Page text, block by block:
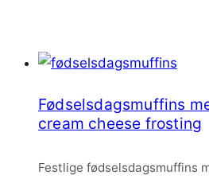
Fødselsdagsmuffins
cream cheese frosting
Festlige fødselsdagsmuffins